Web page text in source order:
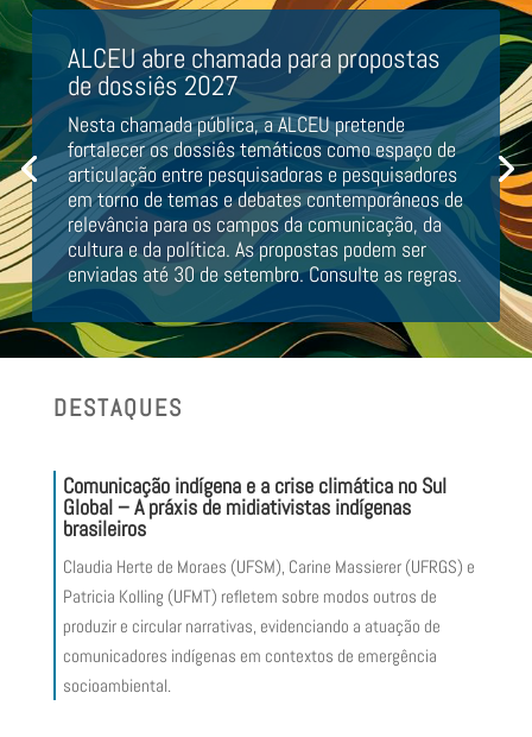
ALCEU abre chamada para propostas
de dossiês 2027
Nesta chamada pública, a ALCEU pretende
fortalecer os dossiês temáticos como espaço de
articulação entre pesquisadoras e pesquisadores
em torno de temas e debates contemporâneos de
relevância para os campos da comunicação, da
cultura e da política. As propostas podem ser
enviadas até 30 de setembro. Consulte as regras.
DESTAQUES
Comunicação indígena e a crise climática no Sul
Global –A práxis de midiativistas indígenas
brasileiros
Claudia Herte de Moraes (UFSM), Carine Massierer (UFRGS) e
Patricia Kolling (UFMT) refletem sobre modos outros de
produzir e circular narrativas, evidenciando a atuação de
comunicadores indígenas em contextos de emergência
socioambiental.